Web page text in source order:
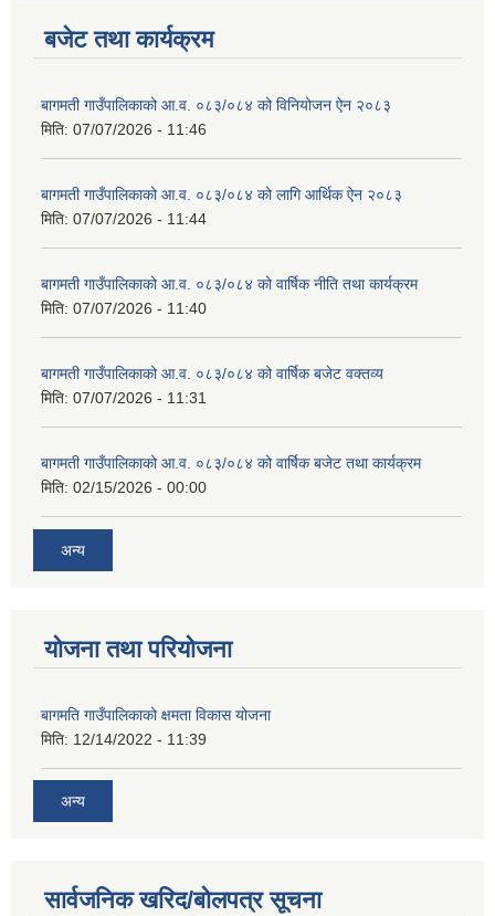
बजेट तथा कार्यक्रम
बागमती गाउँपालिकाको आ.व. ०८३/०८४ को विनियोजन ऐन २०८३
मिति: 07/07/2026 - 11:46
बागमती गाउँपालिकाको आ.व. ०८३/०८४ को लागि आर्थिक ऐन २०८३
मिति: 07/07/2026 - 11:44
बागमती गाउँपालिकाको आ.व. ०८३/०८४ को वार्षिक नीति तथा कार्यक्रम
मिति: 07/07/2026 - 11:40
बागमती गाउँपालिकाको आ.व. ०८३/०८४ को वार्षिक बजेट वक्तव्य
मिति: 07/07/2026 - 11:31
बागमती गाउँपालिकाको आ.व. ०८३/०८४ को वार्षिक बजेट तथा कार्यक्रम
मिति: 02/15/2026 - 00:00
अन्य
योजना तथा परियोजना
बागमति गाउँपालिकाको क्षमता विकास योजना
मिति: 12/14/2022 - 11:39
अन्य
सार्वजनिक खरिद/बोलपत्र सूचना